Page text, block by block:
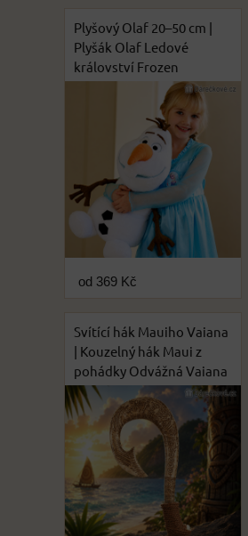
Plyšový Olaf 20–50 cm |
Plyšák Olaf Ledové
království Frozen
od 369 Kč
Svítící hák Mauiho Vaiana
| Kouzelný hák Maui z
pohádky Odvážná Vaiana